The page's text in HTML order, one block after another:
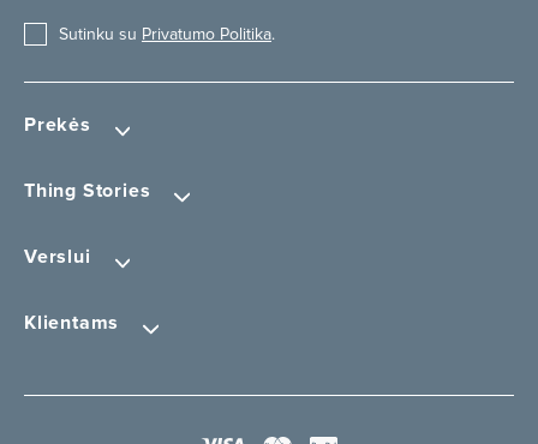
Prekės
Thing Stories
Verslui
Klientams
Sutinku su Privatumo Politika.